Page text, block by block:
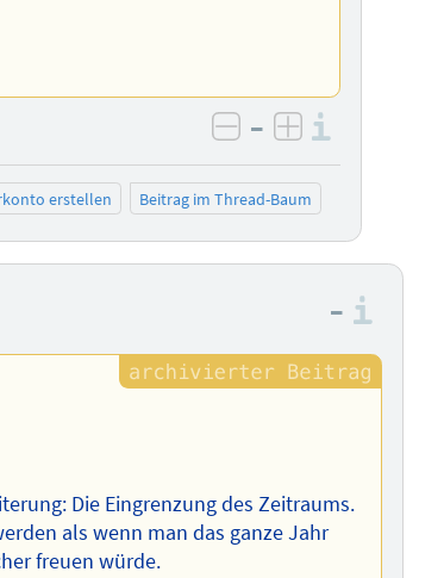
negativ bewerten
– positiv
erstellen Beitrag im Thread-Baum
–
Die Eingrenzung des Zeitraums.
als wenn man das ganze Jahr
freuen würde.